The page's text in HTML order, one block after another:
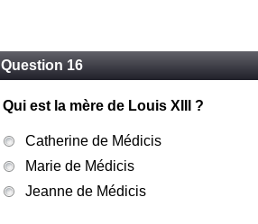
Question 16
Qui est la mère de Louis XIII ?
Catherine de Médicis
Marie de Médicis
Jeanne de Médicis